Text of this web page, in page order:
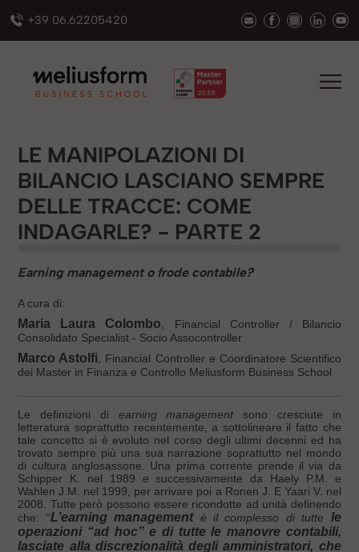
+39 06.62205420
LE MANIPOLAZIONI DI
BILANCIO LASCIANO SEMPRE
DELLE TRACCE: COME
INDAGARLE? - PARTE 2
Earning management o frode contabile?
A cura di:
Maria Laura Colombo, Financial Controller / Bilancio
Consolidato Specialist - Socio Assocontroller
Marco Astolfi, Financial Controller e Coordinatore Scientifico
dei Master in Finanza e Controllo Meliusform Business School
Le definizioni di earning management sono cresciute in
letteratura soprattutto recentemente, a sottolineare il fatto che
tale concetto si è evoluto nel corso degli ultimi decenni ed ha
trovato sempre più una sua narrazione soprattutto nel mondo
di cultura anglosassone. Una prima corrente prende il via da
Schipper K. nel 1989 e successivamente da Haely P.M. e
Wahlen J.M. nel 1999, per arrivare poi a Ronen J. E Yaari V. nel
2008. Tutte però possono essere ricondotte ad unità definendo
che: “L’earning managementè il complesso di tutte le
operazioni “ad hoc” e di tutte le manovre contabili,
lasciate alla discrezionalità degli amministratori, che